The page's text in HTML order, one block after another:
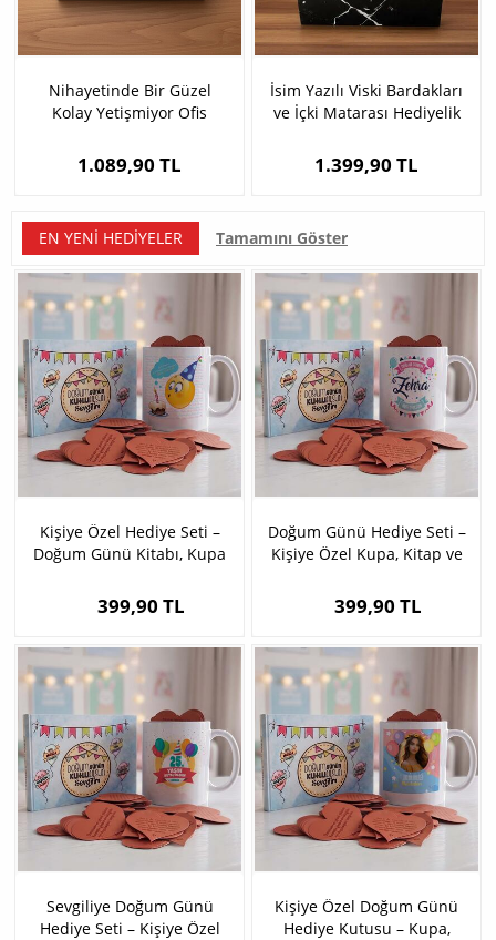
Nihayetinde Bir Güzel
Kolay Yetişmiyor Ofis
1.089,90 TL
İsim Yazılı Viski Bardakları
ve İçki Matarası Hediyelik
1.399,90 TL
EN YENI HEDIYELER Tamamını Göster
Kişiye Özel Hediye Seti –
Doğum Günü Kitabı, Kupa
399,90 TL
Doğum Günü Hediye Seti –
Kişiye Özel Kupa, Kitap ve
399,90 TL
Sevgiliye Doğum Günü
Hediye Seti – Kişiye Özel
Kişiye Özel Doğum Günü
Hediye Kutusu – Kupa,